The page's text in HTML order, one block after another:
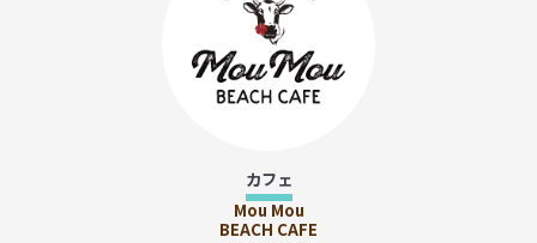
カフェ
Mou Mou
BEACH CAFE